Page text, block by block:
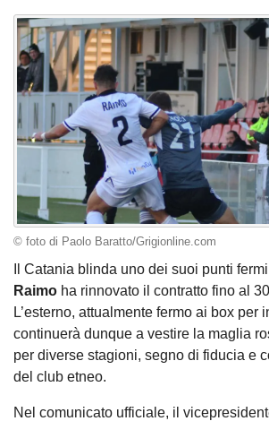
© foto di Paolo Baratto/Grigionline.com
Il Catania blinda uno dei suoi punti
Raimo ha rinnovato il contratto fino al
L’esterno, attualmente fermo ai box per
continuerà dunque a vestire la maglia
per diverse stagioni, segno di fiducia e
del club etneo.
Nel comunicato ufficiale, il